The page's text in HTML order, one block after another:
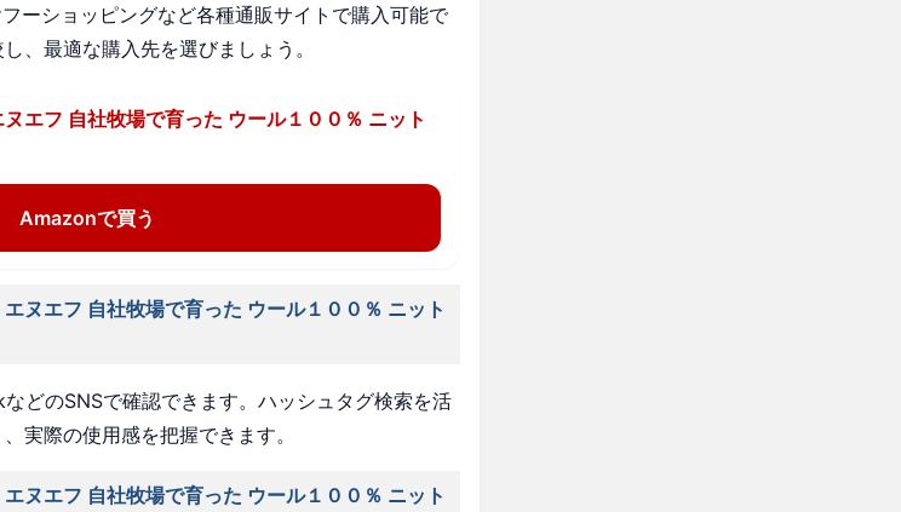
ーショッピングなど各種通販サイトで購入可能で
、最適な購入先を選びましょう。
エフ 自社牧場で育った ウール１００％ ニット
Amazonで買う
ヌエフ 自社牧場で育った ウール１００％ ニット
どのSNSで確認できます。ハッシュタグ検索を活
実際の使用感を把握できます。
ヌエフ 自社牧場で育った ウール１００％ ニット